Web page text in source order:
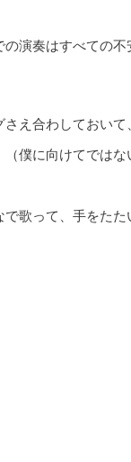
の演奏はすべての
え合わしておいて
僕に向けてではな
歌って、手をたた